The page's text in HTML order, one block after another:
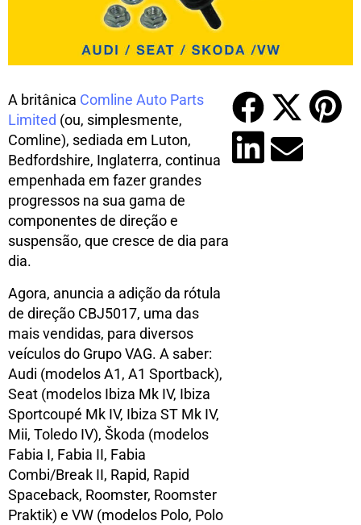
A britânica Comline Auto Parts
Limited (ou, simplesmente,
Comline), sediada em Luton,
Bedfordshire, Inglaterra, continua
empenhada em fazer grandes
progressos na sua gama de
componentes de direção e
suspensão, que cresce de dia para
dia.
Agora, anuncia a adição da rótula
de direção CBJ5017, uma das
mais vendidas, para diversos
veículos do Grupo VAG. A saber:
Audi (modelos A1, A1 Sportback),
Seat (modelos Ibiza Mk IV, Ibiza
Sportcoupé Mk IV, Ibiza ST Mk IV,
Mii, Toledo IV), Škoda (modelos
Fabia I, Fabia II, Fabia
Combi/Break II, Rapid, Rapid
Spaceback, Roomster, Roomster
Praktik) e VW (modelos Polo, Polo